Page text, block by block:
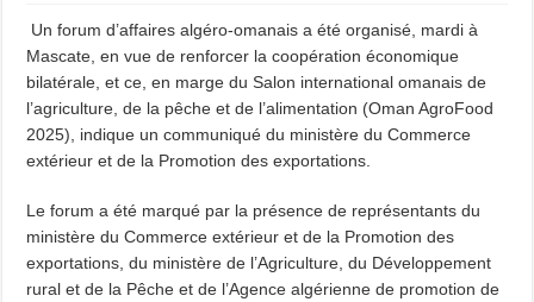
Un forum d’affaires algéro-omanais a été organisé, mardi à
Mascate, en vue de renforcer la coopération économique
bilatérale, et ce, en marge du Salon international omanais de
l’agriculture, de la pêche et de l’alimentation (Oman AgroFood
2025), indique un communiqué du ministère du Commerce
extérieur et de la Promotion des exportations.
Le forum a été marqué par la présence de représentants du
ministère du Commerce extérieur et de la Promotion des
exportations, du ministère de l’Agriculture, du Développement
rural et de la Pêche et de l’Agence algérienne de promotion de